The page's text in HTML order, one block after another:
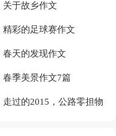
关于故乡作文
精彩的足球赛作文
春天的发现作文
春季美景作文7篇
走过的2015，公路零担物